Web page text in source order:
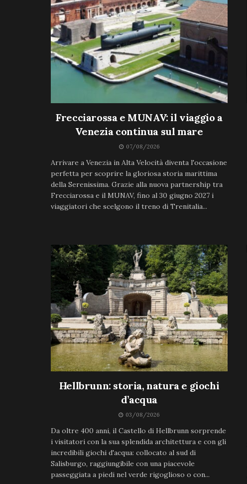
Frecciarossa e MUNAV: il viaggio a
Venezia continua sul mare
07/08/2026
Arrivare a Venezia in Alta Velocità diventa l'occasione
perfetta per scoprire la gloriosa storia marittima
della Serenissima. Grazie alla nuova partnership tra
Frecciarossa e il MUNAV, fino al 30 giugno 2027 i
viaggiatori che scelgono il treno di Trenitalia...
Hellbrunn: storia, natura e giochi
d’acqua
03/08/2026
Da oltre 400 anni, il Castello di Hellbrunn sorprende
i visitatori con la sua splendida architettura e con gli
incredibili giochi d'acqua: collocato al sud di
Salisburgo, raggiungibile con una piacevole
passeggiata a piedi nel verde rigoglioso o con...